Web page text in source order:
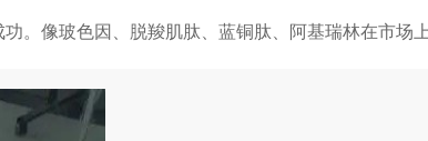
。像玻色因、脱羧肌肽、蓝铜肽、阿基瑞林在市场